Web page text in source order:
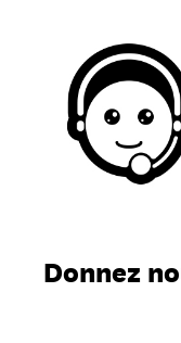
Donnez